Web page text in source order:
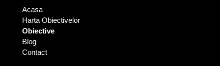
Acasa
Harta Obiectivelor
Obiective
Blog
Contact